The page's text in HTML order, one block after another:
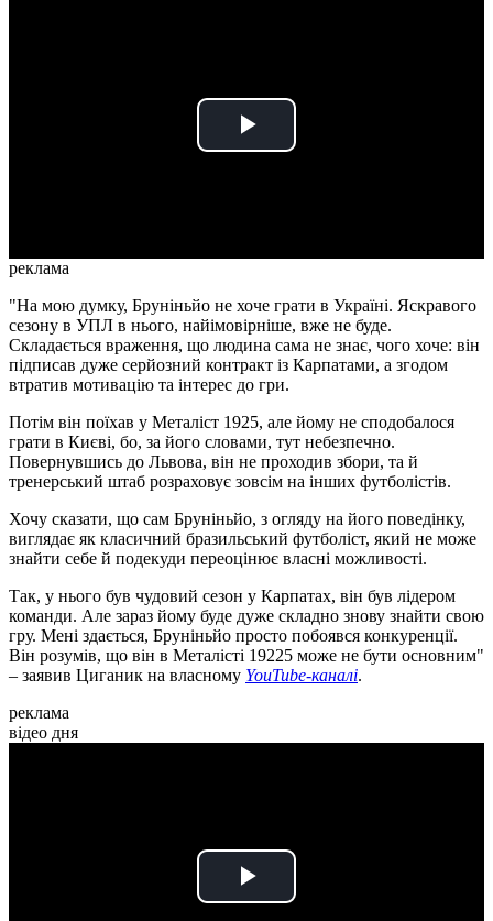
Play
реклама
"На мою думку, Бруніньйо не хоче грати в Україні. Яскравого
сезону в УПЛ в нього, найімовірніше, вже не буде.
Складається враження, що людина сама не знає, чого хоче: він
підписав дуже серйозний контракт із Карпатами, а згодом
втратив мотивацію та інтерес до гри.
Потім він поїхав у Металіст 1925, але йому не сподобалося
грати в Києві, бо, за його словами, тут небезпечно.
Повернувшись до Львова, він не проходив збори, та й
тренерський штаб розраховує зовсім на інших футболістів.
Хочу сказати, що сам Бруніньйо, з огляду на його поведінку,
виглядає як класичний бразильський футболіст, який не може
знайти себе й подекуди переоцінює власні можливості.
Так, у нього був чудовий сезон у Карпатах, він був лідером
команди. Але зараз йому буде дуже складно знову знайти свою
гру. Мені здається, Бруніньйо просто побоявся конкуренції.
Він розумів, що він в Металісті 19225 може не бути основним"
– заявив Циганик на власному YouTube-каналі.
реклама
відео дня
Play